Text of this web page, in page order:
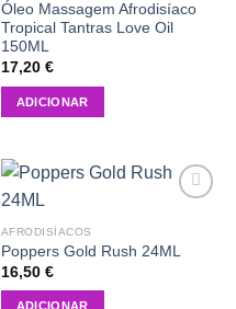
Óleo Massagem Afrodisíaco
Tropical Tantras Love Oil
150ML
17,20 €
ADICIONAR
AFRODISÍACOS
Poppers Gold Rush 24ML
16,50 €
ADICIONAR